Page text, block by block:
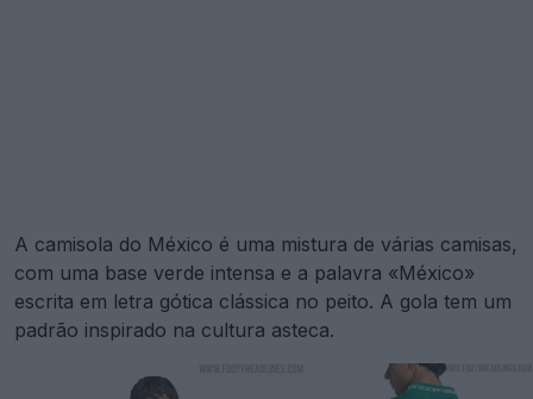
A camisola do México é uma mistura de várias camisas,
com uma base verde intensa e a palavra «México»
escrita em letra gótica clássica no peito. A gola tem um
padrão inspirado na cultura asteca.